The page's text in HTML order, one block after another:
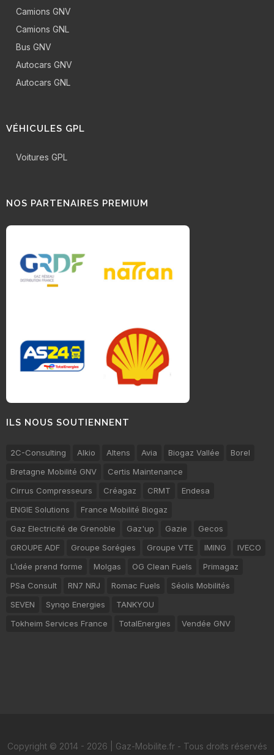
Camions GNV
Camions GNL
Bus GNV
Autocars GNV
Autocars GNL
VÉHICULES GPL
Voitures GPL
NOS PARTENAIRES PREMIUM
ILS NOUS SOUTIENNENT
2C-Consulting Alkio Altens Avia Biogaz Vallée
Borel
Bretagne Mobilité GNV
Certis Maintenance
Cirrus Compresseurs
Créagaz CRMT
Endesa
ENGIE Solutions
France Mobilité Biogaz
Gaz Electricité de Grenoble
Gaz'up Gazie
Gecos
GROUPE ADF
Groupe Sorégies Groupe VTE IMING
IVECO
L’idée prend forme
Molgas OG Clean Fuels
Primagaz
PSa Consult
RN7 NRJ Romac Fuels
Séolis Mobilités
SEVEN
Synqo Energies
TANKYOU
Tokheim Services France
TotalEnergies Vendée GNV
Copyright © 2014 - 2026 | Gaz-Mobilite.fr - Tous droits réservés